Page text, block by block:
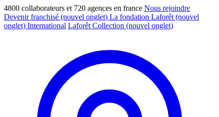
4800 collaborateurs et 720 agences en france Nous rejoindre
Devenir franchisé (nouvel onglet) La fondation Laforêt (nouvel
onglet) International Laforêt Collection (nouvel onglet)